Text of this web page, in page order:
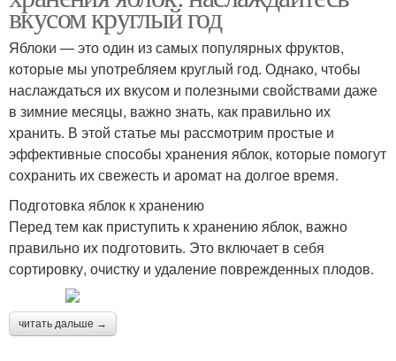
вкусом круглый год
Яблоки — это один из самых популярных фруктов,
которые мы употребляем круглый год. Однако, чтобы
наслаждаться их вкусом и полезными свойствами даже
в зимние месяцы, важно знать, как правильно их
хранить. В этой статье мы рассмотрим простые и
эффективные способы хранения яблок, которые помогут
сохранить их свежесть и аромат на долгое время.
Подготовка яблок к хранению
Перед тем как приступить к хранению яблок, важно
правильно их подготовить. Это включает в себя
сортировку, очистку и удаление поврежденных плодов.
читать дальше →